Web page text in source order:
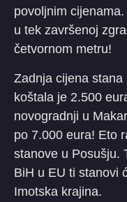
povoljnim
u tek završenoj
četvornom metru!
Zadnja cijena
koštala je 2.500
novogradnji u
po 7.000 eura! Eto
stanove u Posušju.
BiH u EU ti stanovi
Imotska krajina.